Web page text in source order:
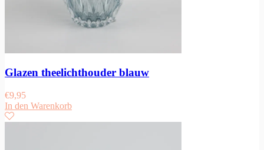
Glazen theelichthouder blauw
€9,95
In den Warenkorb